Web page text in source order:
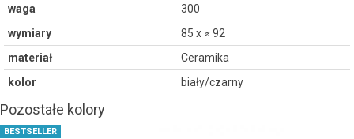
waga
300
wymiary
85 x ⌀ 92
materiał
Ceramika
kolor
biały/czarny
Pozostałe kolory
BESTSELLER